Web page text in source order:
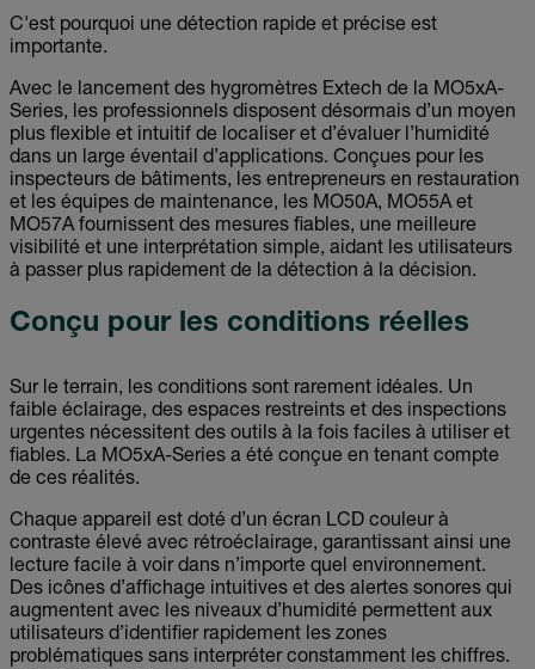
C'est pourquoi une détection rapide et précise est
importante.
Avec le lancement des hygromètres Extech de la MO5xA-
Series, les professionnels disposent désormais d’un moyen
plus flexible et intuitif de localiser et d’évaluer l’humidité
dans un large éventail d’applications. Conçues pour les
inspecteurs de bâtiments, les entrepreneurs en restauration
et les équipes de maintenance, les MO50A, MO55A et
MO57A fournissent des mesures fiables, une meilleure
visibilité et une interprétation simple, aidant les utilisateurs
à passer plus rapidement de la détection à la décision.
Conçu pour les conditions réelles
Sur le terrain, les conditions sont rarement idéales. Un
faible éclairage, des espaces restreints et des inspections
urgentes nécessitent des outils à la fois faciles à utiliser et
fiables. La MO5xA-Series a été conçue en tenant compte
de ces réalités.
Chaque appareil est doté d’un écran LCD couleur à
contraste élevé avec rétroéclairage, garantissant ainsi une
lecture facile à voir dans n’importe quel environnement.
Des icônes d’affichage intuitives et des alertes sonores qui
augmentent avec les niveaux d’humidité permettent aux
utilisateurs d’identifier rapidement les zones
problématiques sans interpréter constamment les chiffres.